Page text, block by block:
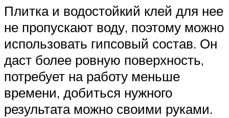
Плитка и водостойкий клей для нее
не пропускают воду, поэтому можно
использовать гипсовый состав. Он
даст более ровную поверхность,
потребует на работу меньше
времени, добиться нужного
результата можно своими руками.